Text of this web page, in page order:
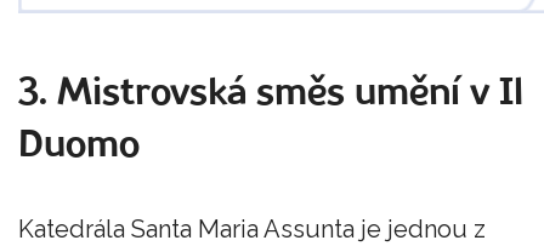
3. Mistrovská směs umění v Il
Duomo
Katedrála Santa Maria Assunta je jednou z